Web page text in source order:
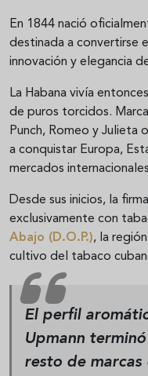
En 1844 nació
destinada a convertirse
innovación y elegancia
La Habana vivía
de puros torcidos.
Punch, Romeo y Julieta
a conquistar Europa,
mercados
Desde sus inicios, la
exclusivamente con
Abajo (D.O.P.), la
cultivo del tabaco
El perfil
Upmann
resto de marcas